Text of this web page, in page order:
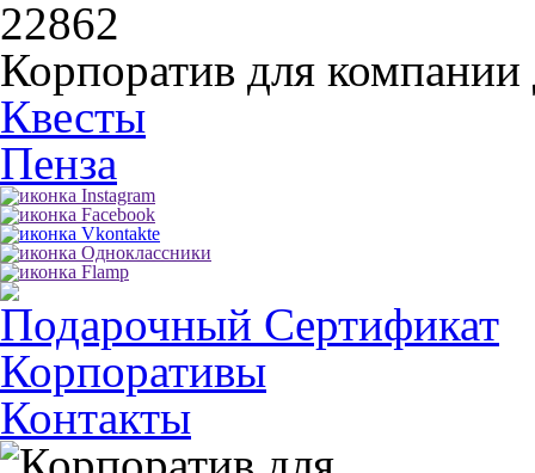
22862
Корпоратив для компании
Квесты
Пенза
Подарочный Сертификат
Корпоративы
Контакты